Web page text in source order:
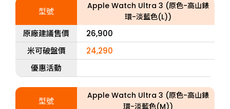
型號
Apple Watch Ultra 3 (原色-高山錶
環-淡藍色(L))
原廠建議售價
26,900
米可破盤價
24,290
優惠活動
型號
Apple Watch Ultra 3 (原色-高山錶
環-淡藍色(M))